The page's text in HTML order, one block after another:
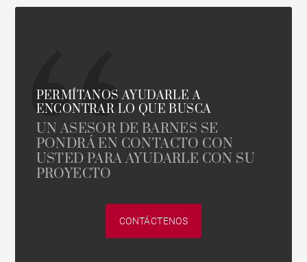
PERMÍTANOS AYUDARLE A
ENCONTRAR LO QUE BUSCA
UN ASESOR DE BARNES SE
PONDRÁ EN CONTACTO CON
USTED PARA AYUDARLE CON SU
PROYECTO
CONTÁCTENOS